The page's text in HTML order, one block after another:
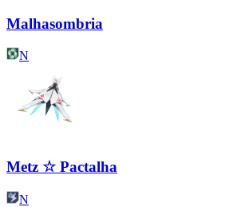
Malhasombria
N
Metz ☆ Pactalha
N